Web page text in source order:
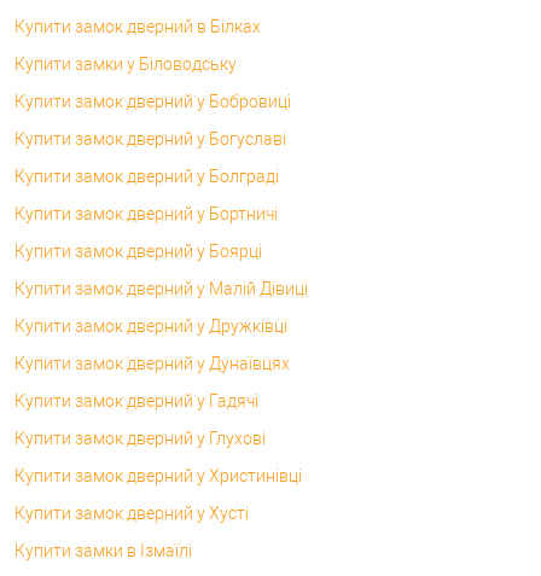
Купити замок дверний в Білках
Купити замки у Біловодську
Купити замок дверний у Бобровиці
Купити замок дверний у Богуславі
Купити замок дверний у Болграді
Купити замок дверний у Бортничі
Купити замок дверний у Боярці
Купити замок дверний у Малій Дівиці
Купити замок дверний у Дружківці
Купити замок дверний у Дунаївцях
Купити замок дверний у Гадячі
Купити замок дверний у Глухові
Купити замок дверний у Христинівці
Купити замок дверний у Хусті
Купити замки в Ізмаїлі